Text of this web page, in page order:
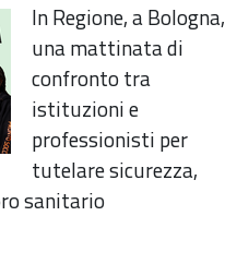
In Regione, a Bologna,
una mattinata di
confronto tra
istituzioni e
professionisti per
tutelare sicurezza,
sanitario